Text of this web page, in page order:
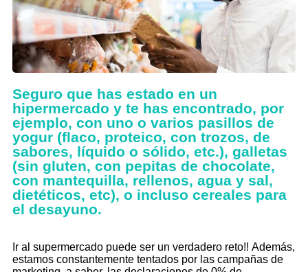
Seguro que has estado en un
hipermercado y te has encontrado, por
ejemplo, con uno o varios pasillos de
yogur (flaco, proteico, con trozos, de
sabores, líquido o sólido, etc.), galletas
(sin gluten, con pepitas de chocolate,
con mantequilla, rellenos, agua y sal,
dietéticos, etc), o incluso cereales para
el desayuno.
Ir al supermercado puede ser un verdadero reto!! Además,
estamos constantemente tentados por las campañas de